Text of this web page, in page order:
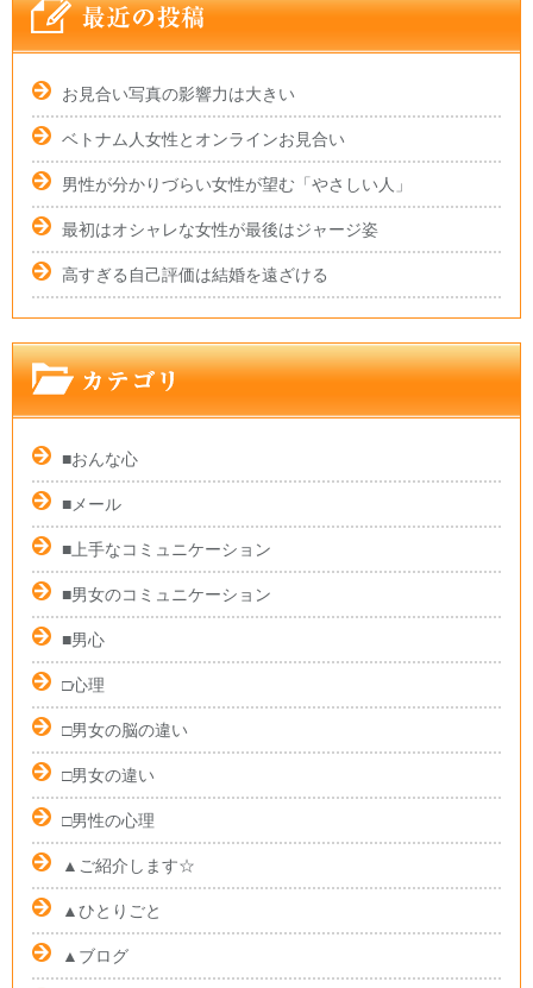
お見合い写真の影響力は大きい
ベトナム人女性とオンラインお見合い
男性が分かりづらい女性が望む「やさしい人」
最初はオシャレな女性が最後はジャージ姿
高すぎる自己評価は結婚を遠ざける
■おんな心
■メール
■上手なコミュニケーション
■男女のコミュニケーション
■男心
□心理
□男女の脳の違い
□男女の違い
□男性の心理
▲ご紹介します☆
▲ひとりごと
▲ブログ